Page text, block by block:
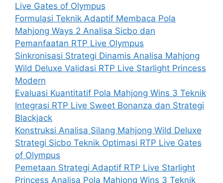
Live Gates of Olympus
Formulasi Teknik Adaptif Membaca Pola
Mahjong Ways 2 Analisa Sicbo dan
Pemanfaatan RTP Live Olympus
Sinkronisasi Strategi Dinamis Analisa Mahjong
Wild Deluxe Validasi RTP Live Starlight Princess
Modern
Evaluasi Kuantitatif Pola Mahjong Wins 3 Teknik
Integrasi RTP Live Sweet Bonanza dan Strategi
Blackjack
Konstruksi Analisa Silang Mahjong Wild Deluxe
Strategi Sicbo Teknik Optimasi RTP Live Gates
of Olympus
Pemetaan Strategi Adaptif RTP Live Starlight
Princess Analisa Pola Mahjong Wins 3 Teknik